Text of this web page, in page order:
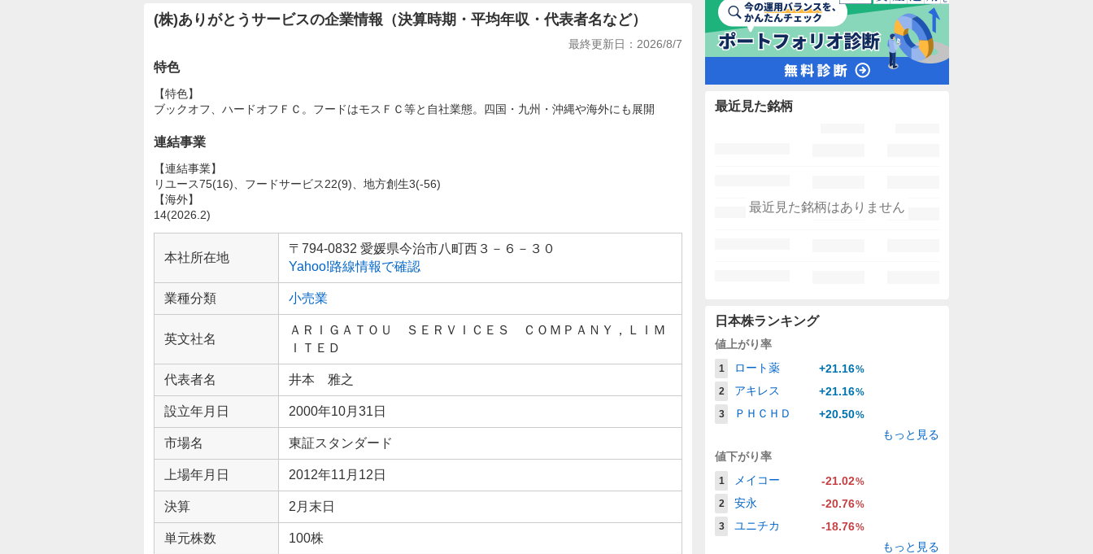
(株)ありがとうサービスの企業情報（決算時期・平均年収・代表者名など）
最終更新日： 2026/8/7
特色
【特色】
ブックオフ、ハードオフＦＣ。フードはモスＦＣ等と自社業態。四国・九州・沖縄や海外にも展開
連結事業
【連結事業】
リユース75(16)、フードサービス22(9)、地方創生3(-56)
【海外】
14(2026.2)
企
報
本社所在地
〒794-0832 愛媛県今治市八町西３－６－３０
Yahoo!路線情報で確認
業種分類 小売業
英文社名
ＡＲＩＧＡＴＯＵ ＳＥＲＶＩＣＥＳ ＣＯＭＰＡＮＹ，ＬＩＭ
ＩＴＥＤ
代表者名 井本 雅之
設立年月日 2000年10月31日
市場名 東証スタンダード
上場年月日 2012年11月12日
決算 2月末日
単元株数 100株
最近見た銘柄
最近見た銘柄はありません
日本株ランキング
値上がり率
1 ロート薬 +21.16%
2
アキレス +21.16%
3
ＰＨＣＨＤ +20.50%
もっと見る
値下がり率
1 メイコー -21.02%
2
安永 -20.76%
3
ユニチカ -18.76%
もっと見る